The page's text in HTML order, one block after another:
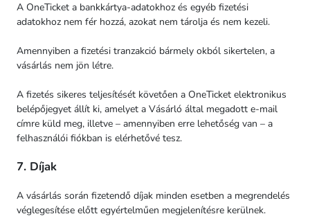
A OneTicket a bankkártya-adatokhoz és egyéb fizetési
adatokhoz nem fér hozzá, azokat nem tárolja és nem kezeli.
Amennyiben a fizetési tranzakció bármely okból sikertelen, a
vásárlás nem jön létre.
A fizetés sikeres teljesítését követően a OneTicket elektronikus
belépőjegyet állít ki, amelyet a Vásárló által megadott e-mail
címre küld meg, illetve – amennyiben erre lehetőség van – a
felhasználói fiókban is elérhetővé tesz.
7. Díjak
A vásárlás során fizetendő díjak minden esetben a megrendelés
véglegesítése előtt egyértelműen megjelenítésre kerülnek.